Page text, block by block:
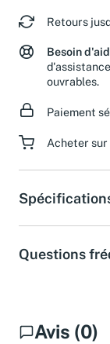
Retours
Besoin
ouvrables.
Paiement
Acheter sur
Questions
Avis (0)